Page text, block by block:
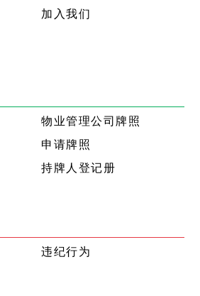
加入我们
物业管理公司牌照
申请牌照
持牌人登记册
违纪行为